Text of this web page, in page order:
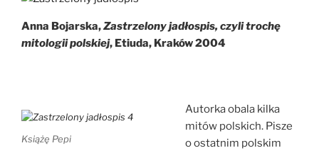
Anna Bojarska,Zastrzelony jadłospis, czyli trochę
mitologii polskiej, Etiuda, Kraków 2004
Książę Pepi
Autorka obala kilka
mitów polskich. Pisze
o ostatnim polskim